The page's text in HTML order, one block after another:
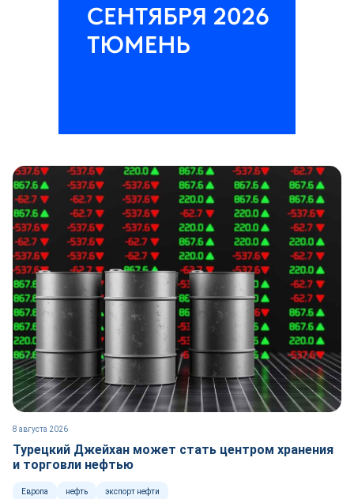
8 августа 2026
Турецкий Джейхан может стать центром хранения
и торговли нефтью
Европа нефть экспорт нефти